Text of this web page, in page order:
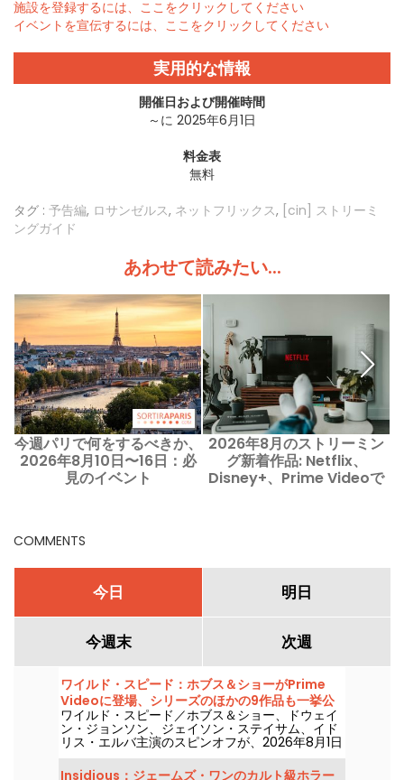
施設を登録するには、ここをクリックしてください
イベントを宣伝するには、ここをクリックしてください
実用的な情報
開催日および開催時間
～に 2025年6月1日
料金表
無料
タグ : 予告編, ロサンゼルス, ネットフリックス, [cin] ストリーミ
ングガイド
あわせて読みたい...
今週パリで何をするべきか、
2026年8月10日〜16日：必
見のイベント
2026年8月のストリーミン
グ新着作品: Netflix、
Disney+、Prime Videoで
COMMENTS
今日 明日
今週末 次週
ワイルド・スピード：ホブス＆ショーがPrime
Videoに登場、シリーズのほかの9作品も一挙公
開
ワイルド・スピード／ホブス＆ショー、ドウェイ
ン・ジョンソン、ジェイソン・ステイサム、イド
リス・エルバ主演のスピンオフが、2026年8月1日
にプライム・ビデオで配信開始。
Insidious：ジェームズ・ワンのカルト級ホラー